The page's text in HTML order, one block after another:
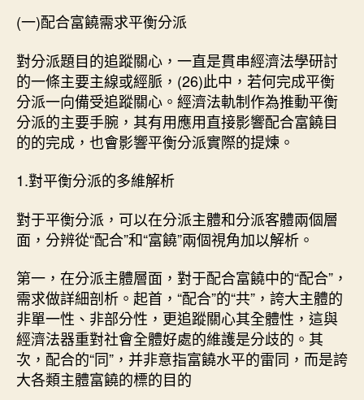
(一)配合富饒需求平衡分派
對分派題目的追蹤關心，一直是貫串經濟法學研討
的一條主要主線或經脈，(26)此中，若何完成平衡
分派一向備受追蹤關心。經濟法軌制作為推動平衡
分派的主要手腕，其有用應用直接影響配合富饒目
的的完成，也會影響平衡分派實際的提煉。
1.對平衡分派的多維解析
對于平衡分派，可以在分派主體和分派客體兩個層
面，分辨從“配合”和“富饒”兩個視角加以解析。
第一，在分派主體層面，對于配合富饒中的“配合”，
需求做詳細剖析。起首，“配合”的“共”，誇大主體的
非單一性、非部分性，更追蹤關心其全體性，這與
經濟法器重對社會全體好處的維護是分歧的。其
次，配合的“同”，并非意指富饒水平的雷同，而是誇
大各類主體富饒的標的目的